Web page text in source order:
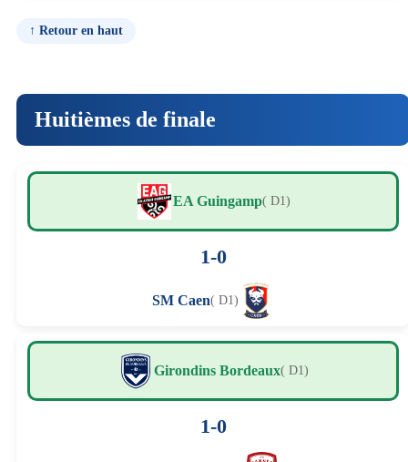
↑ Retour en haut
Huitièmes de finale
EA Guingamp( D1)
1-0
SM Caen( D1)
Girondins Bordeaux( D1)
1-0